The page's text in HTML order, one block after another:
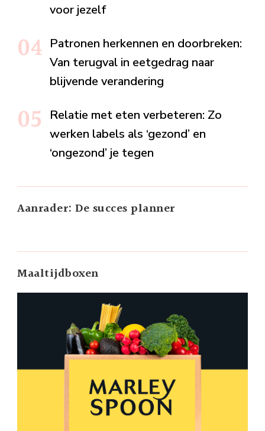
voor jezelf
Patronen herkennen en doorbreken:
Van terugval in eetgedrag naar
blijvende verandering
Relatie met eten verbeteren: Zo
werken labels als ‘gezond’ en
‘ongezond’ je tegen
Aanrader: De succes planner
Maaltijdboxen